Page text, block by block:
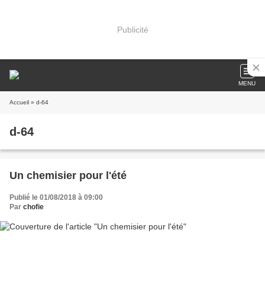
Publicité
MENU
Accueil » d-64
d-64
Un chemisier pour l'été
Publié le 01/08/2018 à 09:00
Par chofie